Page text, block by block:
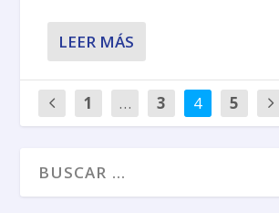
LEER MÁS
1 … 3 4 5